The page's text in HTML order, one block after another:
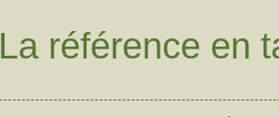
La référence en